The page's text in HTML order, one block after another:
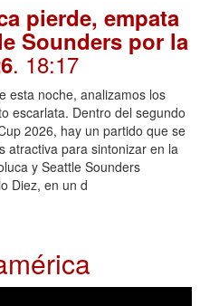
pierde, empata
Sounders por la
. 18:17
esta noche, analizamos los
escarlata. Dentro del segundo
2026, hay un partido que se
atractiva para sintonizar en la
y Seattle Sounders
Diez, en un d